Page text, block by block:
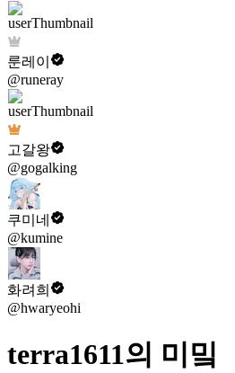
룬레이
@runeray
고갈왕
@gogalking
쿠미네
@kumine
화려희
@hwaryeohi
terra1611의 미밐